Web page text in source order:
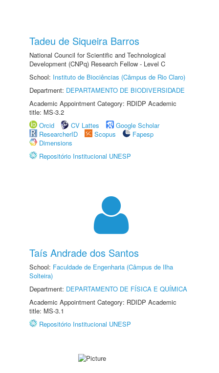
Tadeu de Siqueira Barros
National Council for Scientific and Technological
Development (CNPq) Research Fellow - Level C
School: Instituto de Biociências (Câmpus de Rio Claro)
Department: DEPARTAMENTO DE BIODIVERSIDADE
Academic Appointment Category: RDIDP Academic
title: MS-3.2
Orcid
CV Lattes
Google Scholar
ResearcherID
Scopus
Fapesp
Dimensions
Repositório Institucional UNESP
Taís Andrade dos Santos
School: Faculdade de Engenharia (Câmpus de Ilha
Solteira)
Department: DEPARTAMENTO DE FÍSICA E QUÍMICA
Academic Appointment Category: RDIDP Academic
title: MS-3.1
Repositório Institucional UNESP